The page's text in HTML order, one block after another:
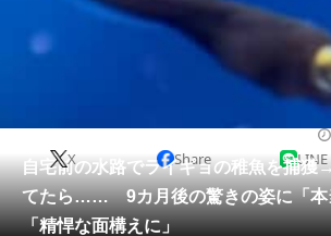
グルメ
教育・育児
会員記事
メディア
自宅前の水路でライギョの稚魚を捕獲
てたら…… 9カ月後の驚きの姿に「本
「精悍な面構えに」
X Share LINE